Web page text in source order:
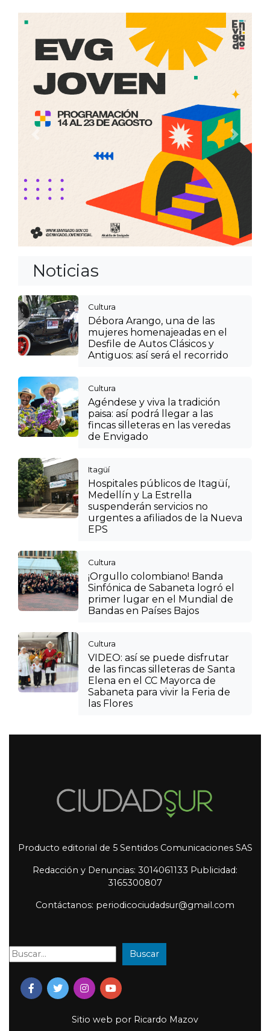
Noticias
Cultura
Débora Arango, una de las
mujeres homenajeadas en el
Desfile de Autos Clásicos y
Antiguos: así será el recorrido
Cultura
Agéndese y viva la tradición
paisa: así podrá llegar a las
fincas silleteras en las veredas
de Envigado
Itagüí
Hospitales públicos de Itagüí,
Medellín y La Estrella
suspenderán servicios no
urgentes a afiliados de la Nueva
EPS
Cultura
¡Orgullo colombiano! Banda
Sinfónica de Sabaneta logró el
primer lugar en el Mundial de
Bandas en Países Bajos
Cultura
VIDEO: así se puede disfrutar
de las fincas silleteras de Santa
Elena en el CC Mayorca de
Sabaneta para vivir la Feria de
las Flores
Producto editorial de 5 Sentidos Comunicaciones SAS
Redacción y Denuncias: 3014061133 Publicidad:
3165300807
Contáctanos: periodicociudadsur@gmail.com
Buscar: Buscar
Sitio web por Ricardo Mazov